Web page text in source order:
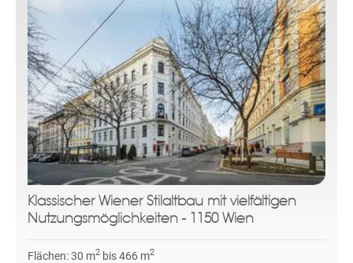
Klassischer Wiener Stilaltbau mit vielfältigen
Nutzungsmöglichkeiten - 1150 Wien
Flächen:30 m2 bis 466 m2